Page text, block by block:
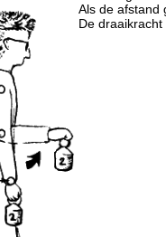
Als de afstand
De